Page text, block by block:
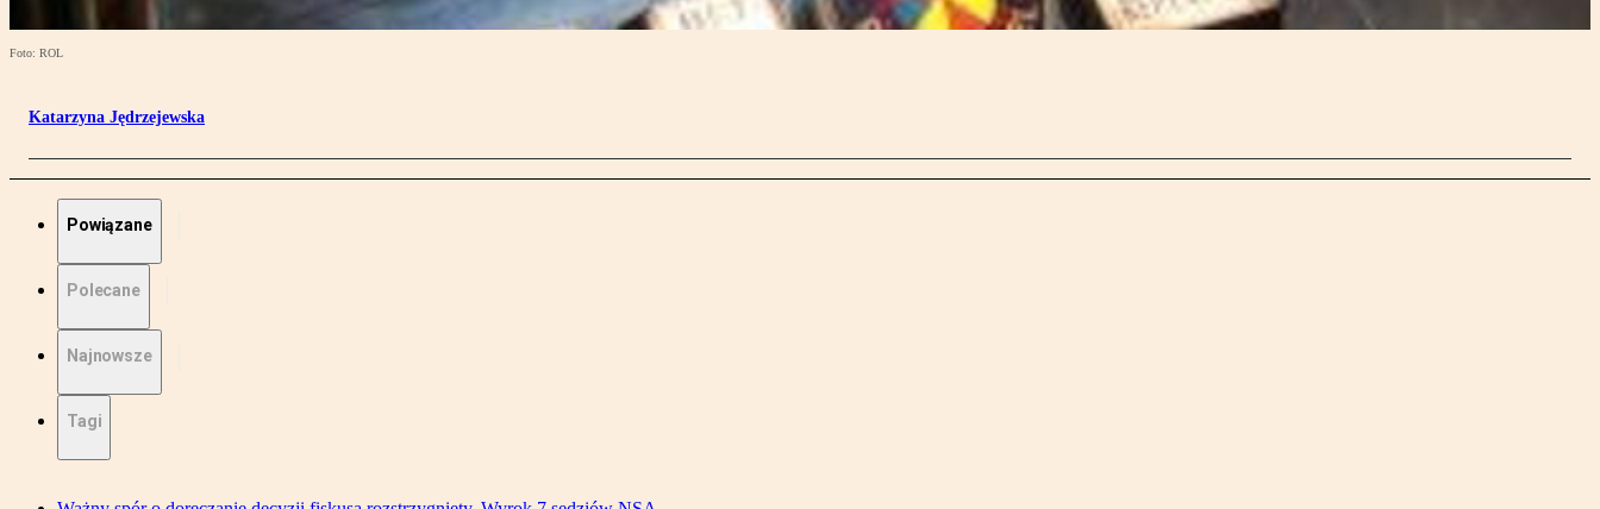
Foto: ROL
Katarzyna Jędrzejewska
Powiązane
Polecane
Najnowsze
Tagi